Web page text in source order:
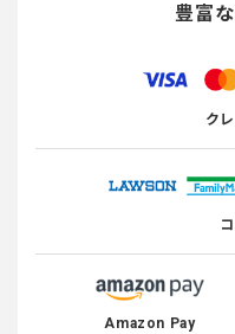
豊富
ク
Amazon Pay